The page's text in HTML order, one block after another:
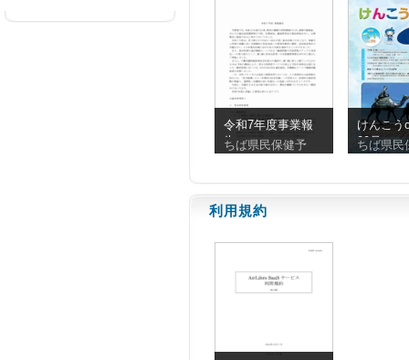
令和7年度事業報
告
ちば県民保健予
けんこ
90号
ちば県民
利用規約